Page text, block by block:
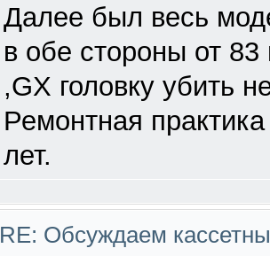
Далее был весь
в обе стороны от 83
,GX головку убить
Ремонтная
лет.
RE: Обсуждаем